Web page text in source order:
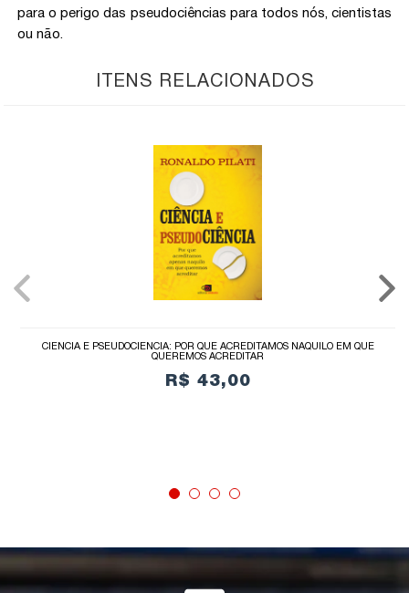
para o perigo das pseudociências para todos nós, cientistas
ou não.
ITENS RELACIONADOS
CIÊNCIA E PSEUDOCIÊNCIA: POR QUE ACREDITAMOS NAQUILO EM QUE
QUEREMOS ACREDITAR
R$ 43,00